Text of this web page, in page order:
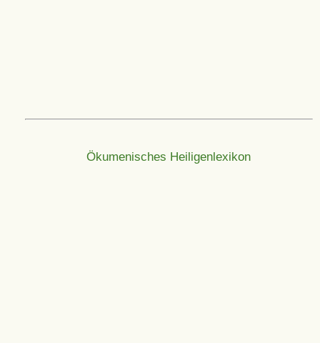
Ökumenisches Heiligenlexikon